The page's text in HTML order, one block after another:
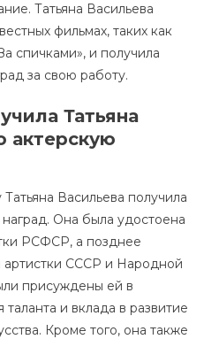
Татьяна Васильева
фильмах, таких как
спичками», и получила
за свою работу.
Татьяна
актерскую
Васильева получила
Она была удостоена
РСФСР, а позднее
артистки СССР и Народной
присуждены ей в
и вклада в развитие
Кроме того, она также